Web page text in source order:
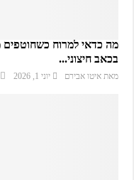
מה כדאי למרוח כשחוטפים
בכאב חיצוני...
מאת איטו אבירם יוני 1, 2026